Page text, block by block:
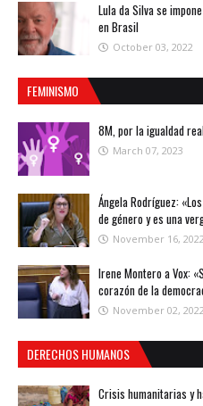
Lula da Silva se
en Brasil
October 03, 2022
FEMINISMO
8M, por la igualdad
March 07, 2023
Ángela Rodríguez:
de género y es una
November 16, 2022
Irene Montero a Vox:
corazón de la
November 02, 2022
DERECHOS HUMANOS
Crisis humanitarias y